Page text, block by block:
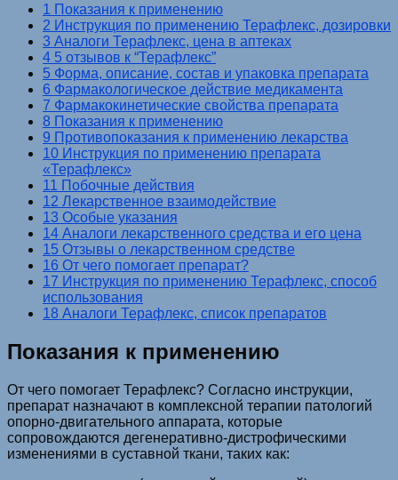
1 Показания к применению
2 Инструкция по применению Терафлекс, дозировки
3 Аналоги Терафлекс, цена в аптеках
4 5 отзывов к “Терафлекс”
5 Форма, описание, состав и упаковка препарата
6 Фармакологическое действие медикамента
7 Фармакокинетические свойства препарата
8 Показания к применению
9 Противопоказания к применению лекарства
10 Инструкция по применению препарата
«Терафлекс»
11 Побочные действия
12 Лекарственное взаимодействие
13 Особые указания
14 Аналоги лекарственного средства и его цена
15 Отзывы о лекарственном средстве
16 От чего помогает препарат?
17 Инструкция по применению Терафлекс, способ
использования
18 Аналоги Терафлекс, список препаратов
Показания к применению
От чего помогает Терафлекс? Согласно инструкции,
препарат назначают в комплексной терапии патологий
опорно-двигательного аппарата, которые
сопровождаются дегенеративно-дистрофическими
изменениями в суставной ткани, таких как: